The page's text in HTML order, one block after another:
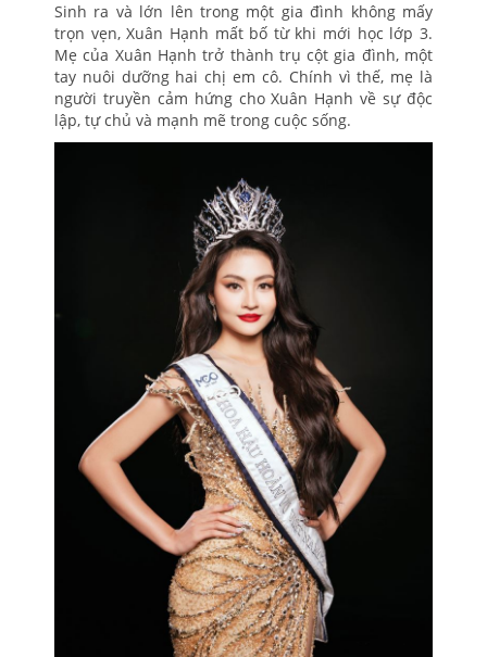
Sinh ra và lớn lên trong một gia đình không mấy
trọn vẹn, Xuân Hạnh mất bố từ khi mới học lớp 3.
Mẹ của Xuân Hạnh trở thành trụ cột gia đình, một
tay nuôi dưỡng hai chị em cô. Chính vì thế, mẹ là
người truyền cảm hứng cho Xuân Hạnh về sự độc
lập, tự chủ và mạnh mẽ trong cuộc sống.